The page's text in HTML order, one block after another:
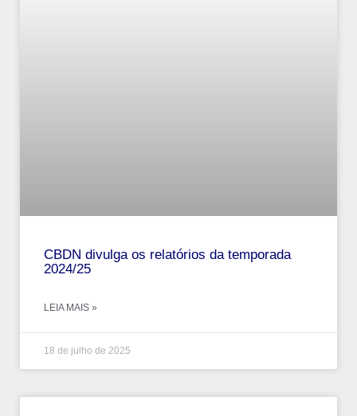
CBDN divulga os relatórios da temporada
2024/25
LEIA MAIS »
18 de julho de 2025